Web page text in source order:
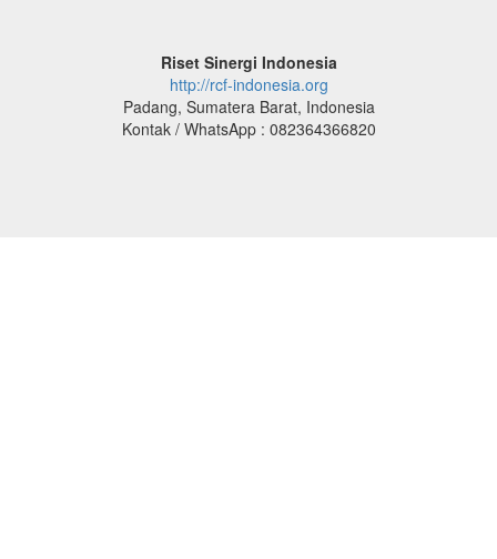
Riset Sinergi Indonesia
http://rcf-indonesia.org
Padang, Sumatera Barat, Indonesia
Kontak / WhatsApp : 082364366820